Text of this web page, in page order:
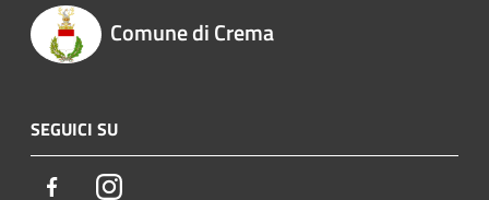
Comune di Crema
SEGUICI SU
FacebookInstagram